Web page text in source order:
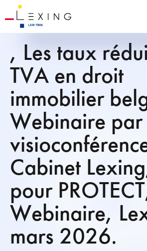
, Les taux
TVA en droit
immobilier
Webinaire par
Cabinet
pour
Webinaire,
mars 2026.